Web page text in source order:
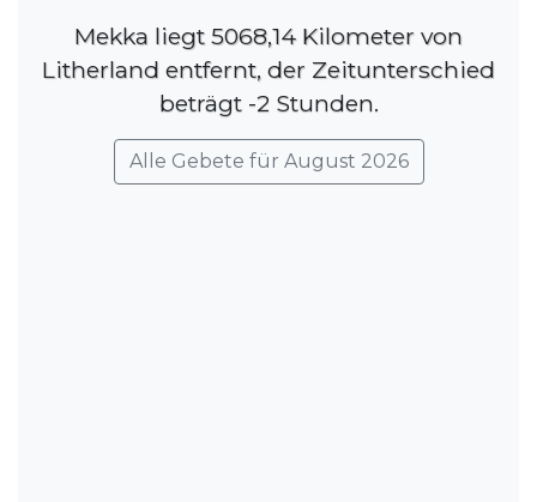
Mekka liegt 5068,14 Kilometer von
Litherland entfernt, der Zeitunterschied
beträgt -2 Stunden.
Alle Gebete für August 2026